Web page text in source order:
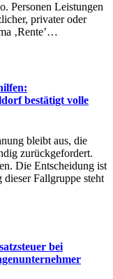
Personen Leistungen
privater oder
‚Rente’…
bestätigt volle
bleibt aus, die
zurückgefordert.
Die Entscheidung ist
Fallgruppe steht
bei